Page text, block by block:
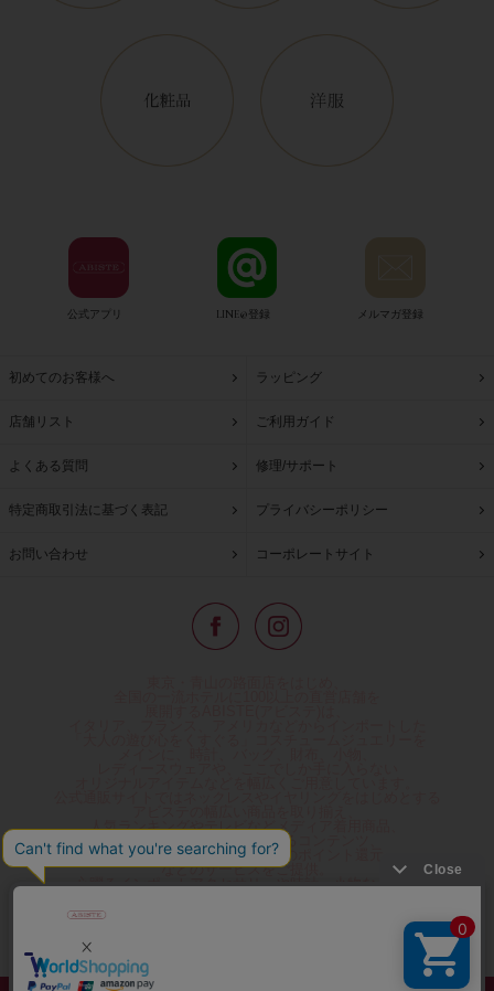
公式アプリ LINE@登録 メルマガ登録
初めてのお客様へ ラッピング
店舗リスト ご利用ガイド
よくある質問 修理/サポート
特定商取引法に基づく表記 プライバシーポリシー
お問い合わせ コーポレートサイト
人気ランキングやテレビなどメディア着用商品、
雑誌掲載商品情報を紹介するコンテンツ、
プレゼント包装無料や独自のポイント還元
などのサービスをご提供。
心躍るインポートアクセサリーや時計、小物などで、
夢やときめきを与えられるよう願っています。
◆ギフトラッピング無料/11,000円以上のご注文で送料無料◆